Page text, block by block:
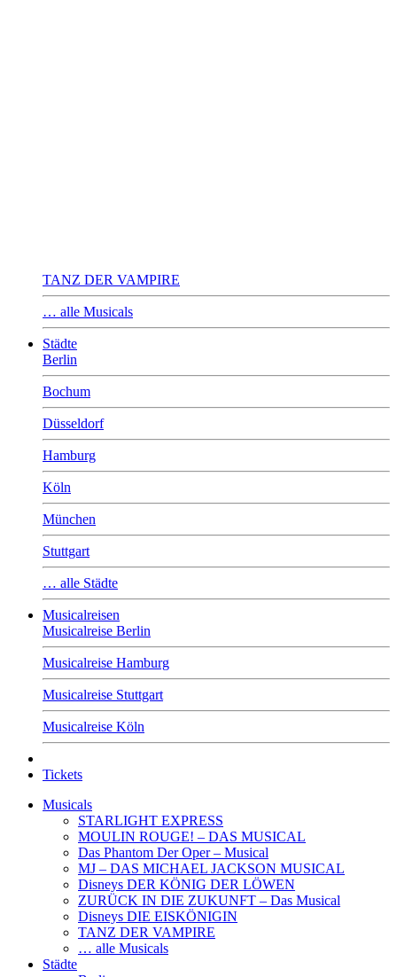
TANZ DER VAMPIRE
… alle Musicals
Städte
Berlin
Bochum
Düsseldorf
Hamburg
Köln
München
Stuttgart
… alle Städte
Musicalreisen
Musicalreise Berlin
Musicalreise Hamburg
Musicalreise Stuttgart
Musicalreise Köln
Tickets
Musicals
STARLIGHT EXPRESS
MOULIN ROUGE! – DAS MUSICAL
Das Phantom Der Oper – Musical
MJ – DAS MICHAEL JACKSON MUSICAL
Disneys DER KÖNIG DER LÖWEN
ZURÜCK IN DIE ZUKUNFT – Das Musical
Disneys DIE EISKÖNIGIN
TANZ DER VAMPIRE
… alle Musicals
Städte